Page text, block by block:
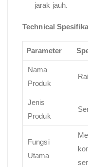
jarak jauh.
Technical
Parameter
Nama
Produk
Jenis
Produk
Fungsi
Utama